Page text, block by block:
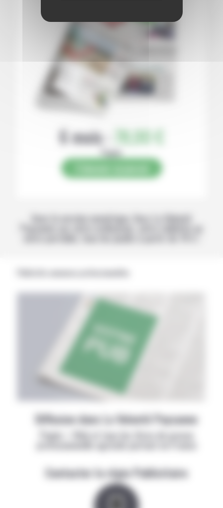
6 mois : 78,00 €
Papier
Avec la version numérique, lisez La Volonté
Paysanne sur votre ordinateur, votre tablette ou
Diffusion dans La Volonté Paysanne
Papier + Web et tous les titres de presse
Contacter la régie Publicitaire